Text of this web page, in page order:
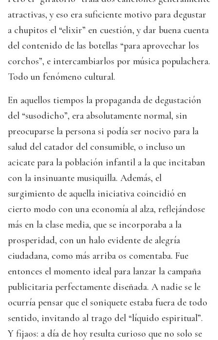
atractivas, y eso era suficiente motivo para degustar
a chupitos el “elixir” en cuestión, y dar buena cuenta
del contenido de las botellas “para aprovechar los
corchos”, e intercambiarlos por música populachera.
Todo un fenómeno cultural.
En aquellos tiempos la propaganda de degustación
del “susodicho”, era absolutamente normal, sin
preocuparse la persona si podía ser nocivo para la
salud del catador del consumible, o incluso un
acicate para la población infantil a la que incitaban
con la insinuante musiquilla. Además, el
surgimiento de aquella iniciativa coincidió en
cierto modo con una economía al alza, reflejándose
más en la clase media, que se incorporaba a la
prosperidad, con un halo evidente de alegría
ciudadana, como más arriba os comentaba. Fue
entonces el momento ideal para lanzar la campaña
publicitaria perfectamente diseñada. A nadie se le
ocurría pensar que el soniquete estaba fuera de todo
sentido, invitando al trago del “líquido espiritual”.
Y fijaos: a día de hoy resulta curioso que no solo se